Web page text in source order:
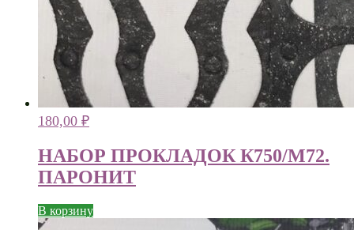
180,00 ₽
НАБОР ПРОКЛАДОК К750/М72.
ПАРОНИТ
В корзину